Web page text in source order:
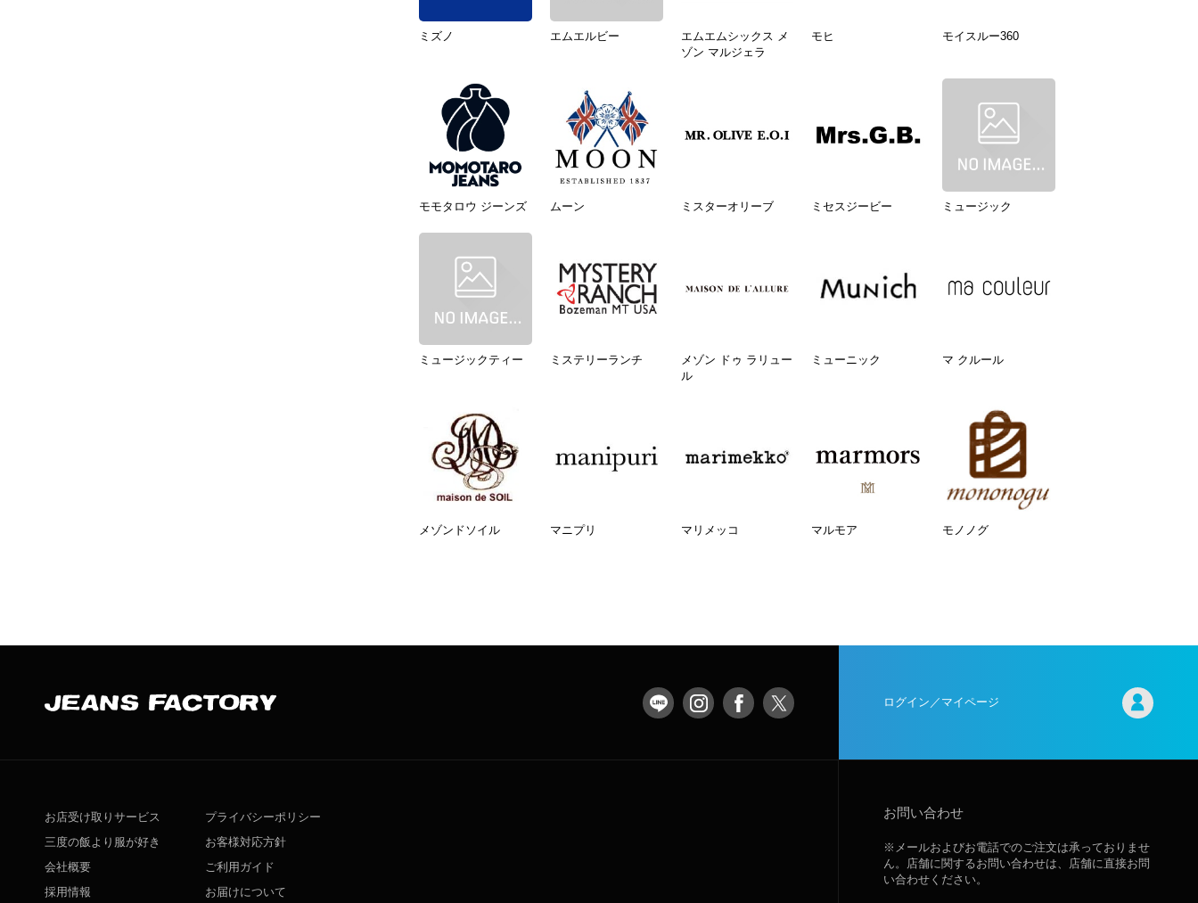
ミズノ エムエルビー
エムエムシックス メ
ゾン マルジェラ
モヒ モイスルー360
モモタロウ ジーンズ ムーン ミスターオリーブ ミセスジービー ミュージック
ミュージックティー ミステリーランチ
メゾン ドゥ ラリュー
ル
ミューニック マ クルール
メゾンドソイル マニプリ マリメッコ マルモア モノノグ
ログイン／マイページ
お店受け取りサービス
三度の飯より服が好き
会社概要
採用情報
プライバシーポリシー
お客様対応方針
ご利用ガイド
お届けについて
お問い合わせ
※メールおよびお電話でのご注文は承っておりませ
ん。店舗に関するお問い合わせは、店舗に直接お問
い合わせください。